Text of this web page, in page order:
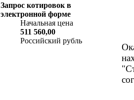
Запрос котировок в
электронной форме
Начальная цена
511 560,00
Российский рубль